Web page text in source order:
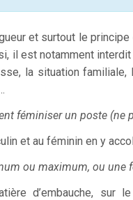
et surtout le principe
il est notamment
la situation
féminiser un poste (ne
et au féminin en y
ou maximum, ou une
d’embauche, sur